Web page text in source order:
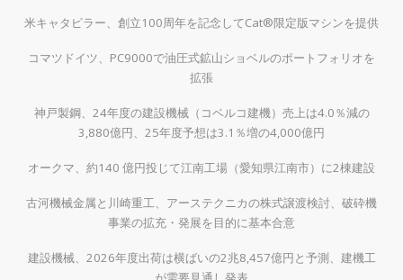
米キャタピラー、創立100周年を記念してCat®限定版マシンを提供
コマツドイツ、PC9000で油圧式鉱山ショベルのポートフォリオを
拡張
神戸製鋼、24年度の建設機械（コベルコ建機）売上は4.0％減の
3,880億円、25年度予想は3.1％増の4,000億円
オークマ、約140 億円投じて江南工場（愛知県江南市）に2棟建設
古河機械金属と川崎重工、アーステクニカの株式譲渡検討、破砕機
事業の拡充・発展を目的に基本合意
建設機械、2026年度出荷は横ばいの2兆8,457億円と予測、建機工